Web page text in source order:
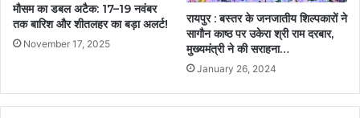
मौसम का डबल अटैक: 17–19 नवंबर
तक बारिश और शीतलहर का बड़ा अलर्ट!
November 17, 2025
रायपुर : बस्तर के जनजातीय शिल्पकारों ने
सागौन काष्ठ पर उकेरा श्री राम दरबार,
मुख्यमंत्री ने की सराहना…
January 26, 2024